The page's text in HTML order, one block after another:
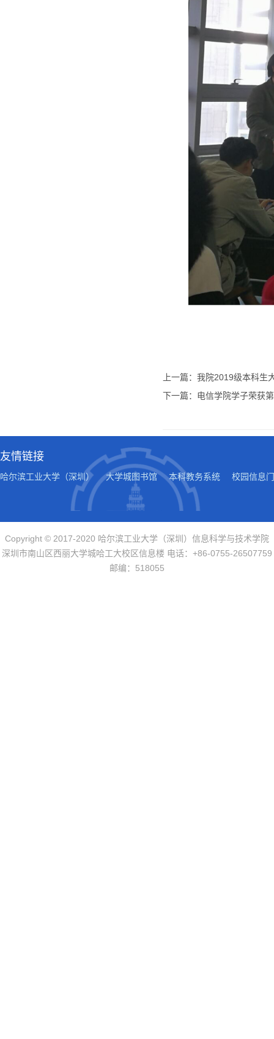
上一篇：我院2019级本科
下一篇：电信学院学子荣获
友情链接
哈尔滨工业大学（深圳） 大学城图书馆 本科教务系统 校园信息
Copyright © 2017-2020 哈尔滨工业大学（深圳）信息科学与技术学院
深圳市南山区西丽大学城哈工大校区信息楼 电话：+86-0755-26507759
邮编：518055